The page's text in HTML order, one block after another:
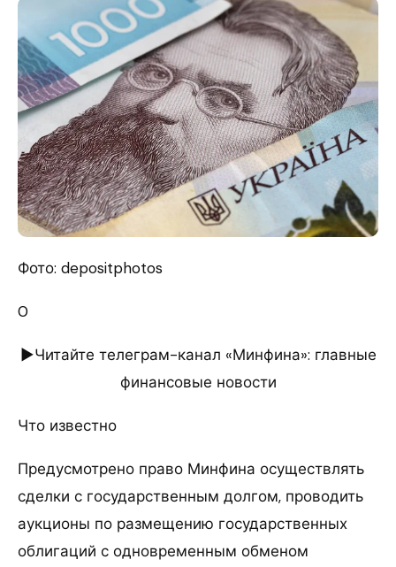
Фото: depositphotos
0
►Читайте телеграм-канал «Минфина»: главные
финансовые новости
Что известно
Предусмотрено право Минфина осуществлять
сделки с государственным долгом, проводить
аукционы по размещению государственных
облигаций с одновременным обменом